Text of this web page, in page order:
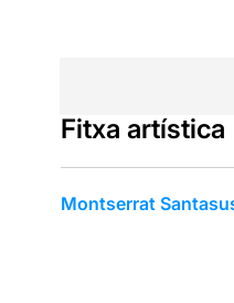
Fitxa artística
Montserrat